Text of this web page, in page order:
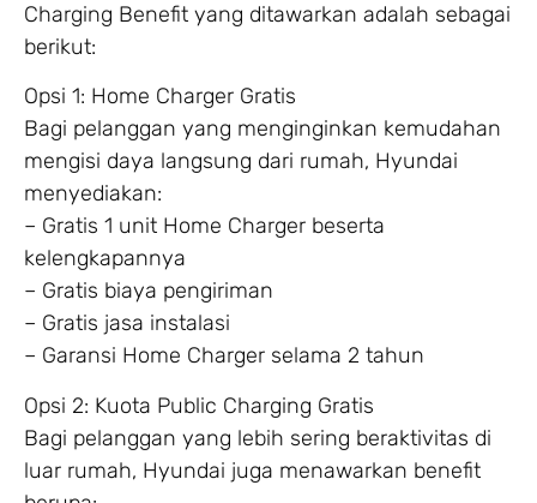
Charging Benefit yang ditawarkan adalah sebagai
berikut:
Opsi 1: Home Charger Gratis
Bagi pelanggan yang menginginkan kemudahan
mengisi daya langsung dari rumah, Hyundai
menyediakan:
– Gratis 1 unit Home Charger beserta
kelengkapannya
– Gratis biaya pengiriman
– Gratis jasa instalasi
– Garansi Home Charger selama 2 tahun
Opsi 2: Kuota Public Charging Gratis
Bagi pelanggan yang lebih sering beraktivitas di
luar rumah, Hyundai juga menawarkan benefit